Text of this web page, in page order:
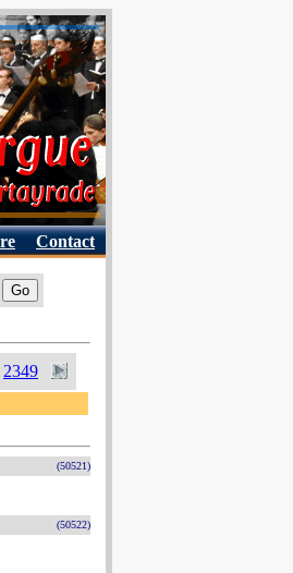
Contact
2349
(50521)
(50522)